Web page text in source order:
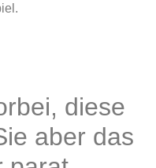
diese
aber das